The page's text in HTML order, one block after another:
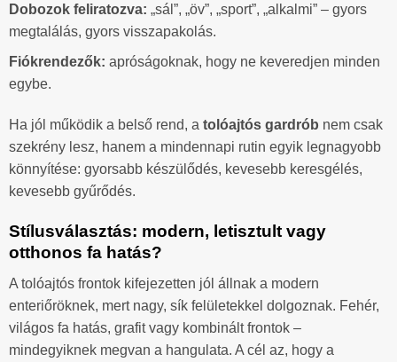
Dobozok feliratozva: „sál”, „öv”, „sport”, „alkalmi” – gyors
megtalálás, gyors visszapakolás.
Fiókrendezők: apróságoknak, hogy ne keveredjen minden
egybe.
Ha jól működik a belső rend, a tolóajtós gardrób nem csak
szekrény lesz, hanem a mindennapi rutin egyik legnagyobb
könnyítése: gyorsabb készülődés, kevesebb keresgélés,
kevesebb gyűrődés.
Stílusválasztás: modern, letisztult vagy
otthonos fa hatás?
A tolóajtós frontok kifejezetten jól állnak a modern
enteriőröknek, mert nagy, sík felületekkel dolgoznak. Fehér,
világos fa hatás, grafit vagy kombinált frontok –
mindegyiknek megvan a hangulata. A cél az, hogy a